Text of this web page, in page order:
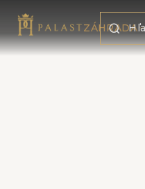
Preskočiť na obsah
ZÁHRADA